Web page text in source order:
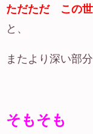
ただただ この
と、
またより深い部
そもそも